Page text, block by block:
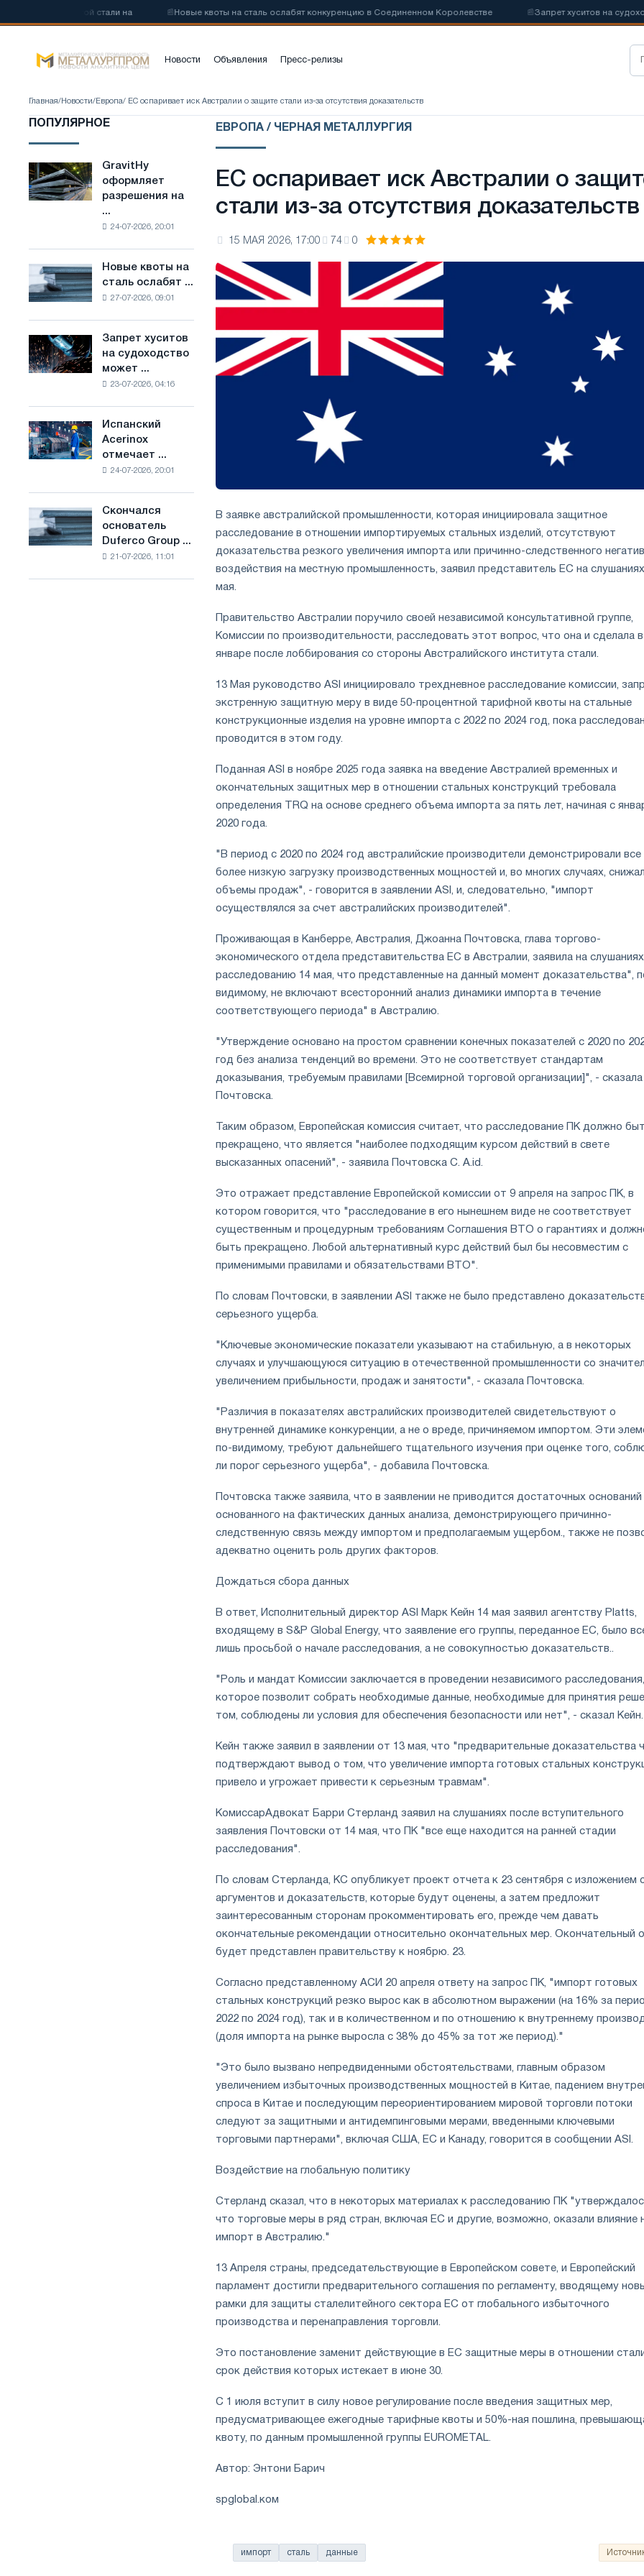
стали на 📰 Новые квоты на сталь ослабят конкуренцию в Соединенном Королевстве 📰 Запрет хуситов на судоходство
Новости Объявления Пресс-релизы
Главная/ Новости/ Европа/ ЕС оспаривает иск Австралии о защите стали из-за отсутствия доказательств
ПОПУЛЯРНОЕ
GravitHy
оформляет
разрешения
строительство
производству
низкоуглеродистой
на
основе
водорода
во
GravitHy
оформляет
разрешения на
...
24-07-2026, 20:01
Новые
квоты
на
конкуренцию
в
Новые квоты на
сталь ослабят ...
27-07-2026, 09:01
Запрет
хуситов
на
импорт
Саудовской
Запрет хуситов
на судоходство
может ...
23-07-2026, 04:16
Испанский
Acerinox
отмечает
положительную
втором
полугодии
мерам
Испанский
Acerinox
отмечает ...
24-07-2026, 20:01
Скончался
основатель
Duferco
Скончался
основатель
Duferco Group ...
21-07-2026, 11:01
ЕВРОПА / ЧЕРНАЯ МЕТАЛЛУРГИЯ
ЕС оспаривает иск Австралии о
стали из-за отсутствия доказательств
15 МАЯ 2026, 17:00 74 0
В заявке австралийской промышленности, которая инициировала защитное
расследование в отношении импортируемых стальных изделий, отсутствуют
доказательства резкого увеличения импорта или причинно-следственного
воздействия на местную промышленность, заявил представитель ЕС на
мая.
Правительство Австралии поручило своей независимой консультативной группе,
Комиссии по производительности, расследовать этот вопрос, что она и сделала в
январе после лоббирования со стороны Австралийского института стали.
13 Мая руководство ASI инициировало трехдневное расследование комиссии,
экстренную защитную меру в виде 50-процентной тарифной квоты на стальные
конструкционные изделия на уровне импорта с 2022 по 2024 год, пока
проводится в этом году.
Поданная ASI в ноябре 2025 года заявка на введение Австралией временных и
окончательных защитных мер в отношении стальных конструкций требовала
определения TRQ на основе среднего объема импорта за пять лет, начиная с
2020 года.
"В период с 2020 по 2024 год австралийские производители демонстрировали все
более низкую загрузку производственных мощностей и, во многих случаях,
объемы продаж", - говорится в заявлении ASI, и, следовательно, "импорт
осуществлялся за счет австралийских производителей".
Проживающая в Канберре, Австралия, Джоанна Почтовска, глава торгово-
экономического отдела представительства ЕС в Австралии, заявила на
расследованию 14 мая, что представленные на данный момент доказательства",
видимому, не включают всесторонний анализ динамики импорта в течение
соответствующего периода" в Австралию.
"Утверждение основано на простом сравнении конечных показателей с 2020 по
год без анализа тенденций во времени. Это не соответствует стандартам
доказывания, требуемым правилами [Всемирной торговой организации]", - сказала
Почтовска.
Таким образом, Европейская комиссия считает, что расследование ПК должно
прекращено, что является "наиболее подходящим курсом действий в свете
высказанных опасений", - заявила Почтовска С. А.id.
Это отражает представление Европейской комиссии от 9 апреля на запрос ПК, в
котором говорится, что "расследование в его нынешнем виде не соответствует
существенным и процедурным требованиям Соглашения ВТО о гарантиях и
быть прекращено. Любой альтернативный курс действий был бы несовместим с
применимыми правилами и обязательствами ВТО".
По словам Почтовски, в заявлении ASI также не было представлено
серьезного ущерба.
"Ключевые экономические показатели указывают на стабильную, а в некоторых
случаях и улучшающуюся ситуацию в отечественной промышленности со
увеличением прибыльности, продаж и занятости", - сказала Почтовска.
"Различия в показателях австралийских производителей свидетельствуют о
внутренней динамике конкуренции, а не о вреде, причиняемом импортом. Эти
по-видимому, требуют дальнейшего тщательного изучения при оценке того,
ли порог серьезного ущерба", - добавила Почтовска.
Почтовска также заявила, что в заявлении не приводится достаточных оснований
основанного на фактических данных анализа, демонстрирующего причинно-
следственную связь между импортом и предполагаемым ущербом., также не
адекватно оценить роль других факторов.
Дождаться сбора данных
В ответ, Исполнительный директор ASI Марк Кейн 14 мая заявил агентству Platts,
входящему в S&P Global Energy, что заявление его группы, переданное ЕС, было
лишь просьбой о начале расследования, а не совокупностью доказательств..
"Роль и мандат Комиссии заключается в проведении независимого расследования,
которое позволит собрать необходимые данные, необходимые для принятия
том, соблюдены ли условия для обеспечения безопасности или нет", - сказал Кейн.
Кейн также заявил в заявлении от 13 мая, что "предварительные доказательства
подтверждают вывод о том, что увеличение импорта готовых стальных
привело и угрожает привести к серьезным травмам".
КомиссарАдвокат Барри Стерланд заявил на слушаниях после вступительного
заявления Почтовски от 14 мая, что ПК "все еще находится на ранней стадии
расследования".
По словам Стерланда, КС опубликует проект отчета к 23 сентября с изложением
аргументов и доказательств, которые будут оценены, а затем предложит
заинтересованным сторонам прокомментировать его, прежде чем давать
окончательные рекомендации относительно окончательных мер. Окончательный
будет представлен правительству к ноябрю. 23.
Согласно представленному АСИ 20 апреля ответу на запрос ПК, "импорт готовых
стальных конструкций резко вырос как в абсолютном выражении (на 16% за
2022 по 2024 год), так и в количественном и по отношению к внутреннему
(доля импорта на рынке выросла с 38% до 45% за тот же период)."
"Это было вызвано непредвиденными обстоятельствами, главным образом
увеличением избыточных производственных мощностей в Китае, падением
спроса в Китае и последующим переориентированием мировой торговли потоки
следуют за защитными и антидемпинговыми мерами, введенными ключевыми
торговыми партнерами", включая США, ЕС и Канаду, говорится в сообщении ASI.
Воздействие на глобальную политику
Стерланд сказал, что в некоторых материалах к расследованию ПК
что торговые меры в ряд стран, включая ЕС и другие, возможно, оказали влияние
импорт в Австралию."
13 Апреля страны, председательствующие в Европейском совете, и Европейский
парламент достигли предварительного соглашения по регламенту, вводящему
рамки для защиты сталелитейного сектора ЕС от глобального избыточного
производства и перенаправления торговли.
Это постановление заменит действующие в ЕС защитные меры в отношении
срок действия которых истекает в июне 30.
С 1 июля вступит в силу новое регулирование после введения защитных мер,
предусматривающее ежегодные тарифные квоты и 50%-ная пошлина,
квоту, по данным промышленной группы EUROMETAL.
Автор: Энтони Барич
spglobal.ком
импорт сталь данные